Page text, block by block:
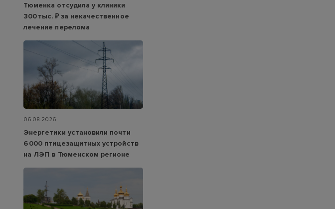
Тюменка отсудила у клиники
300 тыс. ₽ за некачественное
лечение перелома
06.08.2026
Энергетики установили почти
6 000 птицезащитных устройств
на ЛЭП в Тюменском регионе